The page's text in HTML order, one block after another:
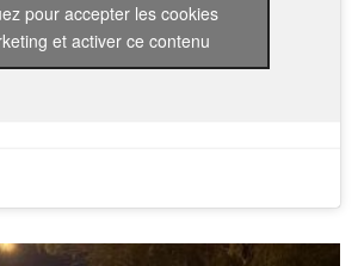
pour accepter les cookies
et activer ce contenu